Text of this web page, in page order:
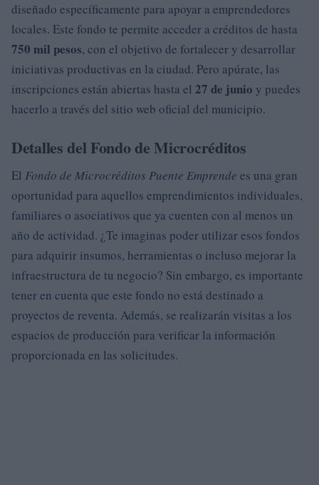
diseñado específicamente para apoyar a emprendedores
locales. Este fondo te permite acceder a créditos de hasta
750 mil pesos, con el objetivo de fortalecer y desarrollar
iniciativas productivas en la ciudad. Pero apúrate, las
inscripciones están abiertas hasta el 27 de junio y puedes
hacerlo a través del sitio web oficial del municipio.
Detalles del Fondo de Microcréditos
El Fondo de Microcréditos Puente Emprende es una gran
oportunidad para aquellos emprendimientos individuales,
familiares o asociativos que ya cuenten con al menos un
año de actividad. ¿Te imaginas poder utilizar esos fondos
para adquirir insumos, herramientas o incluso mejorar la
infraestructura de tu negocio? Sin embargo, es importante
tener en cuenta que este fondo no está destinado a
proyectos de reventa. Además, se realizarán visitas a los
espacios de producción para verificar la información
proporcionada en las solicitudes.